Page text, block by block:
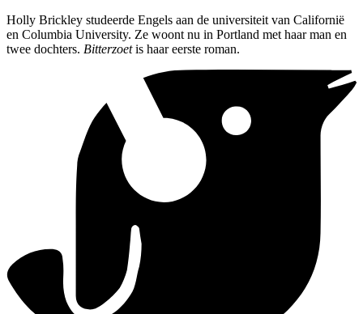
Holly Brickley studeerde Engels aan de universiteit van Californië
en Columbia University. Ze woont nu in Portland met haar man en
twee dochters. Bitterzoetis haar eerste roman.